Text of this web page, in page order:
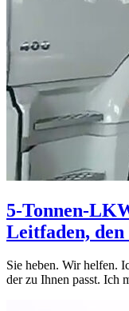
5-Tonnen-
Leitfaden, den
Sie heben. Wir helfen.
der zu Ihnen passt. Ich